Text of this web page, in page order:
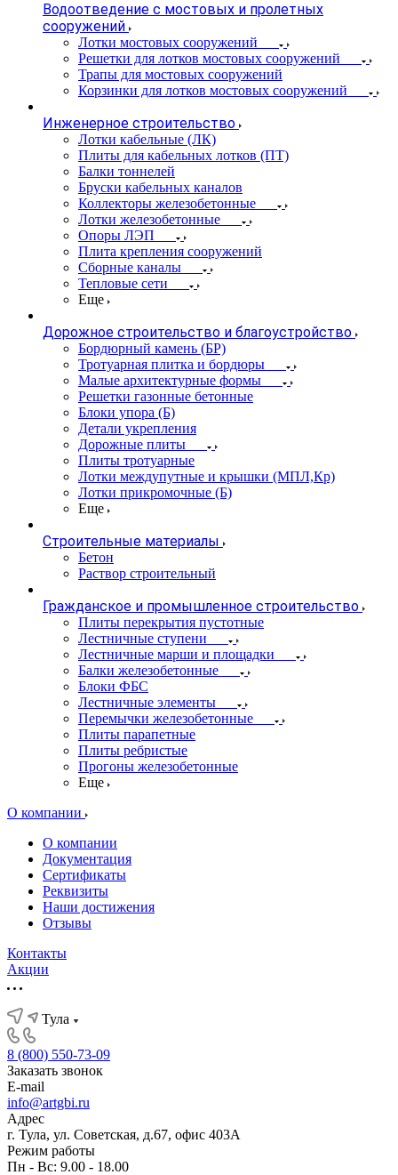
Водоотведение с мостовых и пролетных
сооружений
Лотки мостовых сооружений
Решетки для лотков мостовых сооружений
Трапы для мостовых сооружений
Корзинки для лотков мостовых сооружений
Инженерное строительство
Лотки кабельные (ЛК)
Плиты для кабельных лотков (ПТ)
Балки тоннелей
Бруски кабельных каналов
Коллекторы железобетонные
Лотки железобетонные
Опоры ЛЭП
Плита крепления сооружений
Сборные каналы
Тепловые сети
Еще
Дорожное строительство и благоустройство
Бордюрный камень (БР)
Тротуарная плитка и бордюры
Малые архитектурные формы
Решетки газонные бетонные
Блоки упора (Б)
Детали укрепления
Дорожные плиты
Плиты тротуарные
Лотки междупутные и крышки (МПЛ,Кр)
Лотки прикромочные (Б)
Еще
Строительные материалы
Бетон
Раствор строительный
Гражданское и промышленное строительство
Плиты перекрытия пустотные
Лестничные ступени
Лестничные марши и площадки
Балки железобетонные
Блоки ФБС
Лестничные элементы
Перемычки железобетонные
Плиты парапетные
Плиты ребристые
Прогоны железобетонные
Еще
О компании
О компании
Документация
Сертификаты
Реквизиты
Наши достижения
Отзывы
Контакты
Акции
Тула
8 (800) 550-73-09
Заказать звонок
E-mail
info@artgbi.ru
Адрес
г. Тула, ул. Советская, д.67, офис 403А
Режим работы
Пн - Вс: 9.00 - 18.00